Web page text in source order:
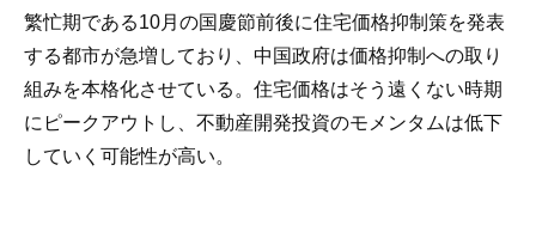
繁忙期である10月の国慶節前後に住宅価格抑制策を発表
する都市が急増しており、中国政府は価格抑制への取り
組みを本格化させている。住宅価格はそう遠くない時期
にピークアウトし、不動産開発投資のモメンタムは低下
していく可能性が高い。